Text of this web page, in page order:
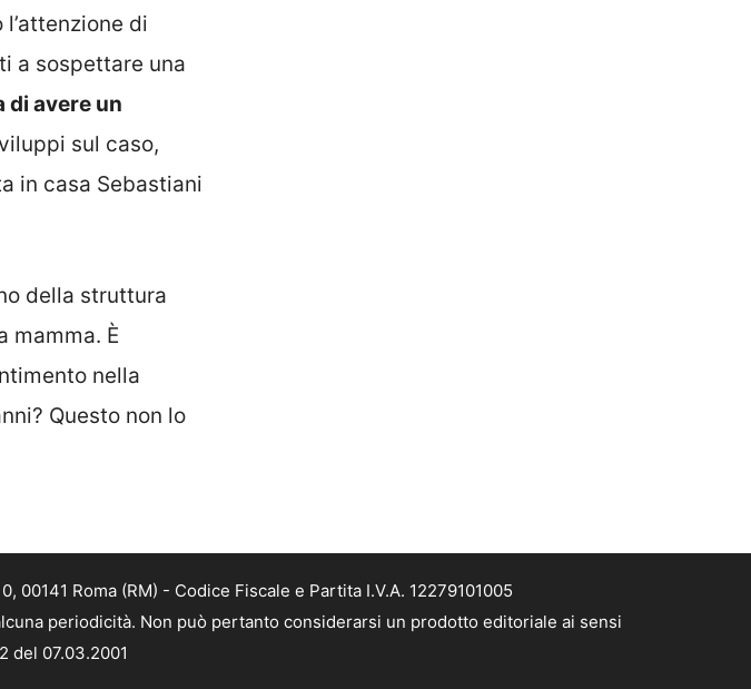
di
a sospettare una
di avere un
sul caso,
in casa Sebastiani
della struttura
mamma. È
nella
Questo non lo
00141 Roma (RM) - Codice Fiscale e Partita I.V.A. 12279101005
periodicità. Non può pertanto considerarsi un prodotto editoriale ai sensi
del 07.03.2001